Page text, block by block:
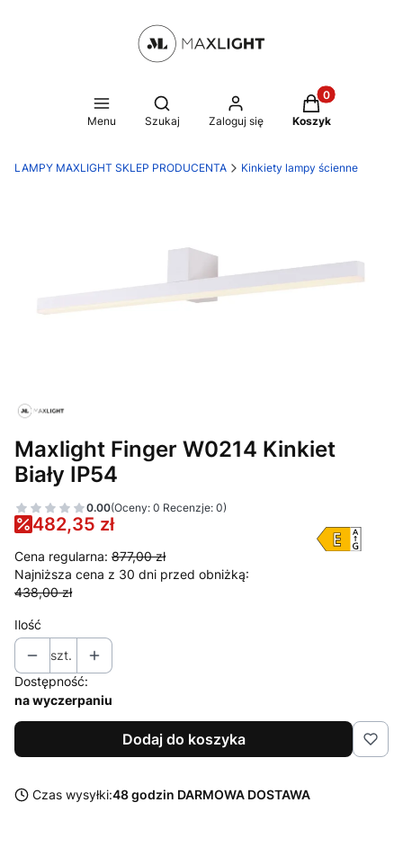
Menu
Otwórz wyszukiwarkę
Szukaj Zaloguj się
Produkty w
Koszyk
LAMPY MAXLIGHT SKLEP PRODUCENTA Kinkiety lampy ścienne
Maxlight Finger W0214 Kinkiet
Biały IP54
0.00(Oceny: 0 Recenzje: 0)
482,35 zł
Cena regularna: 877,00 zł
Najniższa cena z 30 dni przed obniżką:
438,00 zł
Ilość
szt.
Dostępność:
na wyczerpaniu
Dodaj do koszyka
Czas wysyłki:48 godzin DARMOWA DOSTAWA